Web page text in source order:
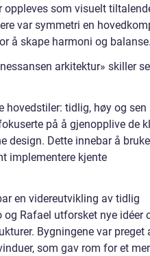
som visuelt
var symmetri en
å skape harmoni og
arkitektur» skiller
hovedstiler: tidlig, høy og sen
på å gjenopplive de
design. Dette innebar å bruke
implementere kjente
en videreutvikling av tidlig
Rafael utforsket nye idéer
Bygningene var preget
som gav rom for et mer